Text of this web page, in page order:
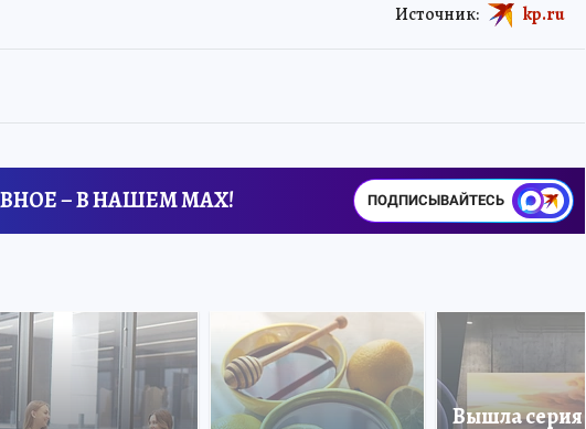
Источник: kp.ru
– В НАШЕМ MAX! ПОДПИСЫВАЙТЕСЬ
Вышла серия